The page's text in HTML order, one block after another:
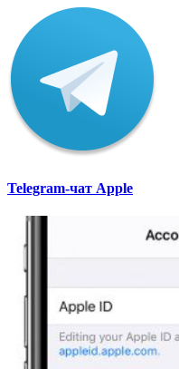
Telegram-чат Apple